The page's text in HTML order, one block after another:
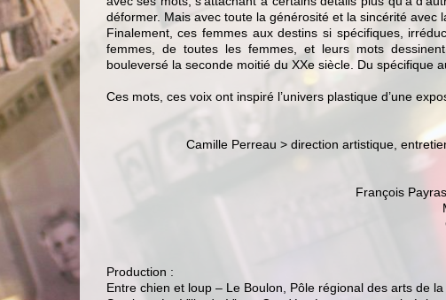
déformer. Mais avec toute la générosité et la sincérité avec
Finalement, ces femmes aux destins si spécifiques,
femmes, de toutes les femmes, et leurs mots
bouleversé la seconde moitié du XXe siècle. Du spécifique
Ces mots, ces voix ont inspiré l’univers plastique d’une
Camille Perreau > direction artistique,
François
Production :
Entre chien et loup – Le Boulon, Pôle régional des arts de